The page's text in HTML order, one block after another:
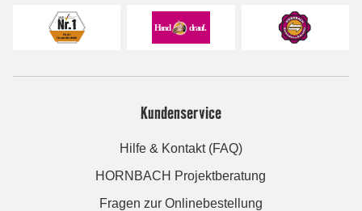
Kundenservice
Hilfe & Kontakt (FAQ)
HORNBACH Projektberatung
Fragen zur Onlinebestellung